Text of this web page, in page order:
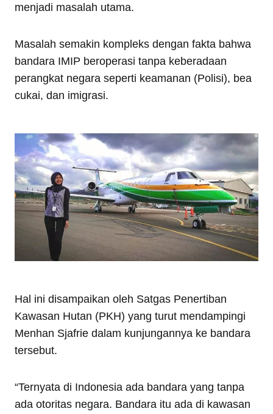
menjadi masalah utama.
Masalah semakin kompleks dengan fakta bahwa
bandara IMIP beroperasi tanpa keberadaan
perangkat negara seperti keamanan (Polisi), bea
cukai, dan imigrasi.
Hal ini disampaikan oleh Satgas Penertiban
Kawasan Hutan (PKH) yang turut mendampingi
Menhan Sjafrie dalam kunjungannya ke bandara
tersebut.
“Ternyata di Indonesia ada bandara yang tanpa
ada otoritas negara. Bandara itu ada di kawasan